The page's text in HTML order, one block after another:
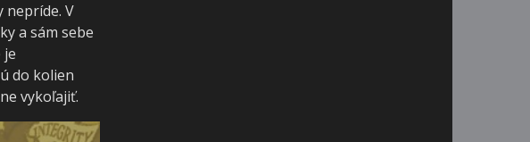
nepríde. V
a sám sebe
je
do kolien
vykoľajiť.